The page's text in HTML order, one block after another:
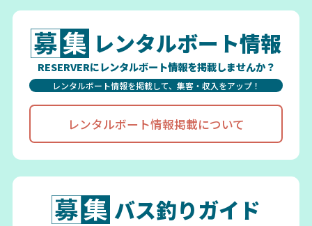
レンタルボート情報
RESERVERにレンタルボート情報を掲載しませんか？
レンタルボート情報を掲載して、集客・収入をアップ！
レンタルボート情報掲載について
バス釣りガイド